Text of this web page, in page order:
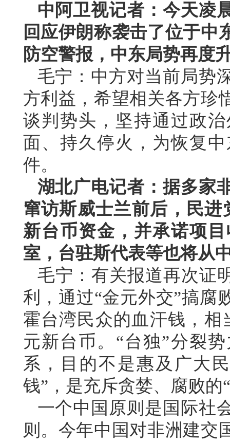
中阿卫视记者：今天凌
回应伊朗称袭击了位于中
防空警报，中东局势再度
毛宁：中方对当前局势
方利益，希望相关各方珍
谈判势头，坚持通过政
面、持久停火，为恢复
件。
湖北广电记者：据多家
窜访斯威士兰前后，民进
新台币资金，并承诺项
室，台驻斯代表等也将从
毛宁：有关报道再次证
利，通过“金元外交”搞腐
霍台湾民众的血汗钱，
元新台币。“台独”分裂
系，目的不是惠及广大
钱”，是充斥贪婪、腐败的
一个中国原则是国际社
则。今年中国对非洲建交